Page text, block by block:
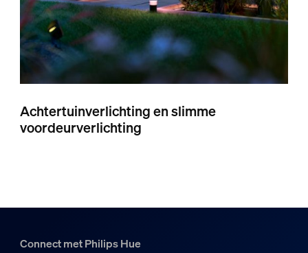
Achtertuinverlichting en slimme
voordeurverlichting
Connect met Philips Hue